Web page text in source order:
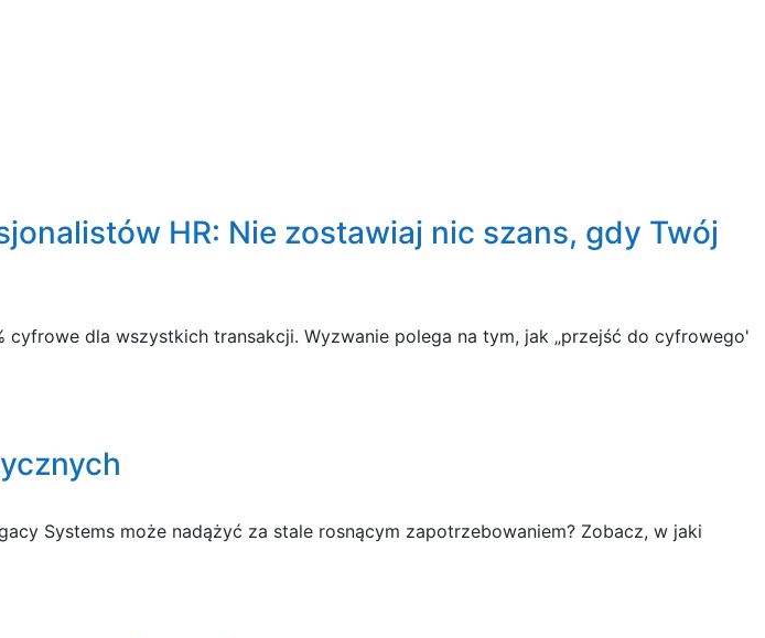
HR: Nie zostawiaj nic szans, gdy Twój
dla wszystkich transakcji. Wyzwanie polega na tym, jak „przejść do cyfrowego'
Systems może nadążyć za stale rosnącym zapotrzebowaniem? Zobacz, w jaki